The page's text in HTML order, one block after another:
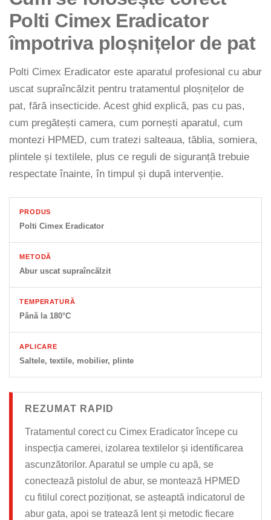
Aparate de curatat cu abur
Mop cu abur
Curatator aburi
Solutii pentru plosnite
Accesorii & Consumabile
Accesorii statii de calcat
Accesorii curatatoare cu abur
Accesorii aspiratoare
Accesorii dispozitive profesionale
Carduri Cadou
Pachete & Oferte
Polti Cimex Eradicator
împotriva ploșnițelor de pat
Polti Cimex Eradicator este aparatul profesional cu abur
uscat supraîncălzit pentru tratamentul ploșnițelor de
pat, fără insecticide. Acest ghid explică, pas cu pas,
cum pregătești camera, cum pornești aparatul, cum
montezi HPMED, cum tratezi salteaua, tăblia, somiera,
plintele și textilele, plus ce reguli de siguranță trebuie
respectate înainte, în timpul și după intervenție.
PRODUS
Polti Cimex Eradicator
METODĂ
Abur uscat supraîncălzit
TEMPERATURĂ
Până la 180°C
APLICARE
Saltele, textile, mobilier, plinte
REZUMAT RAPID
Tratamentul corect cu Cimex Eradicator începe cu
inspecția camerei, izolarea textilelor și identificarea
ascunzătorilor. Aparatul se umple cu apă, se
conectează pistolul de abur, se montează HPMED
cu fitilul corect poziționat, se așteaptă indicatorul de
abur gata, apoi se tratează lent și metodic fiecare